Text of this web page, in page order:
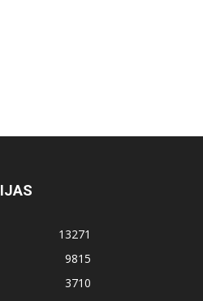
13271
9815
3710